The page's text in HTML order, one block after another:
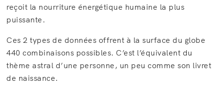
reçoit la nourriture énergétique humaine la plus
puissante.
Ces 2 types de données offrent à la surface du globe
440 combinaisons possibles. C’est l’équivalent du
thème astral d’une personne, un peu comme son livret
de naissance.